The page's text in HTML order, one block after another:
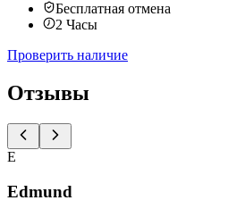
Бесплатная отмена
2 Часы
Проверить наличие
Отзывы
E
Edmund